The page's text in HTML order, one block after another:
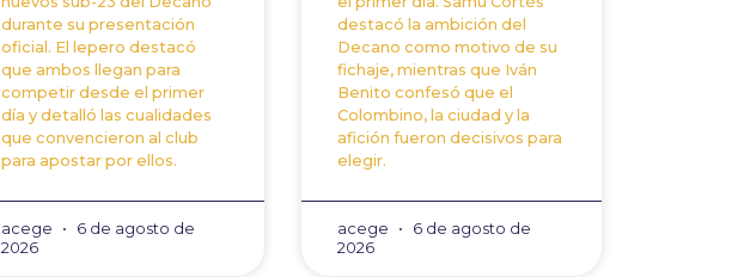
durante su presentación
oficial. El lepero destacó
que ambos llegan para
competir desde el primer
día y detalló las cualidades
que convencieron al club
para apostar por ellos.
acege
6 de agosto de
2026
destacó la ambición del
Decano como motivo de su
fichaje, mientras que Iván
Benito confesó que el
Colombino, la ciudad y la
afición fueron decisivos para
elegir.
acege
6 de agosto de
2026